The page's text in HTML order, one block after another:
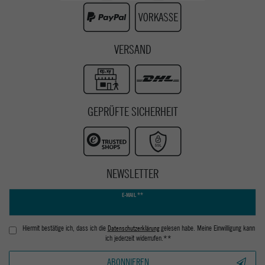
VERSAND
GEPRÜFTE SICHERHEIT
NEWSLETTER
E-MAIL **
Hiermit bestätige ich, dass ich die Daten­schutz­erklärunggelesen habe. Meine Einwilligung kann
ich jederzeit widerrufen.**
ABONNIEREN